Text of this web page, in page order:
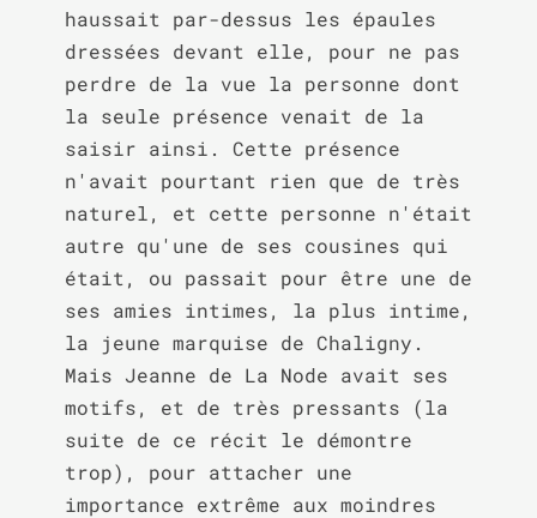
haussait par-dessus les épaules
dressées devant elle, pour ne pas
perdre de la vue la personne dont
la seule présence venait de la
saisir ainsi. Cette présence
n'avait pourtant rien que de très
naturel, et cette personne n'était
autre qu'une de ses cousines qui
était, ou passait pour être une de
ses amies intimes, la plus intime,
la jeune marquise de Chaligny.
Mais Jeanne de La Node avait ses
motifs, et de très pressants (la
suite de ce récit le démontre
trop), pour attacher une
importance extrême aux moindres